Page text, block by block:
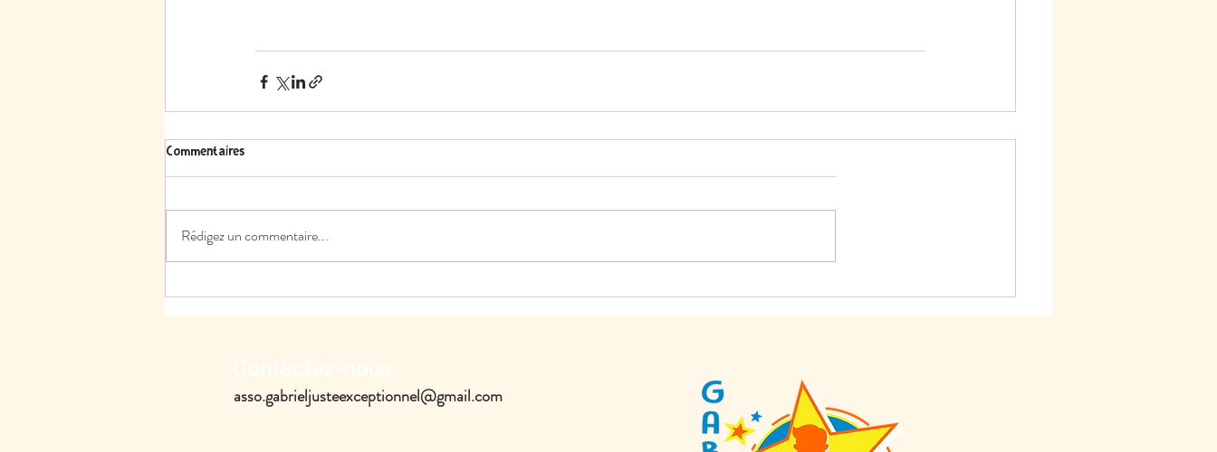
Commentaires
Rédigez un commentaire...
asso.gabrieljusteexceptionnel@gmail.com